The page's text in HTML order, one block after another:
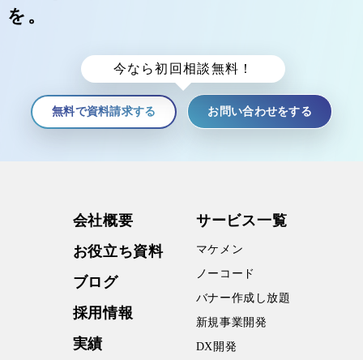
を。
今なら初回相談無料！
無料で資料請求する お問い合わせをする
会社概要
お役⽴ち資料
ブログ
採⽤情報
実績
サービス⼀覧
マケメン
ノーコード
バナー作成し放題
新規事業開発
DX開発